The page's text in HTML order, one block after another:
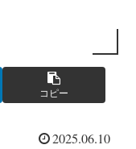
コピー
2025.06.10